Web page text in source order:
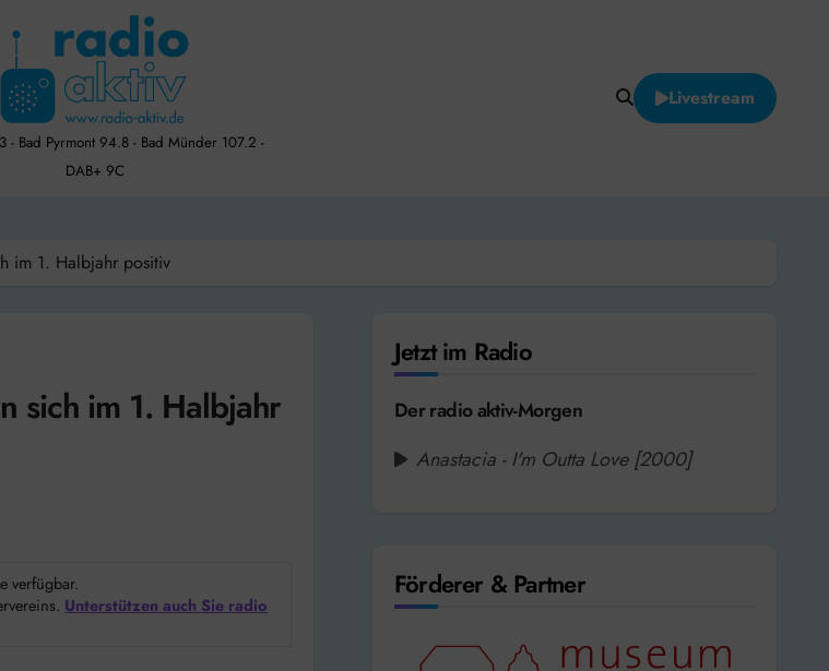
- Bad Pyrmont 94.8 - Bad Münder 107.2 -
DAB+ 9C
Livestream
im 1. Halbjahr positiv
sich im 1. Halbjahr
verfügbar.
Unterstützen auch Sie radio
Jetzt im Radio
Der radio aktiv-Morgen
Anastacia - I'm Outta Love [2000]
Förderer & Partner